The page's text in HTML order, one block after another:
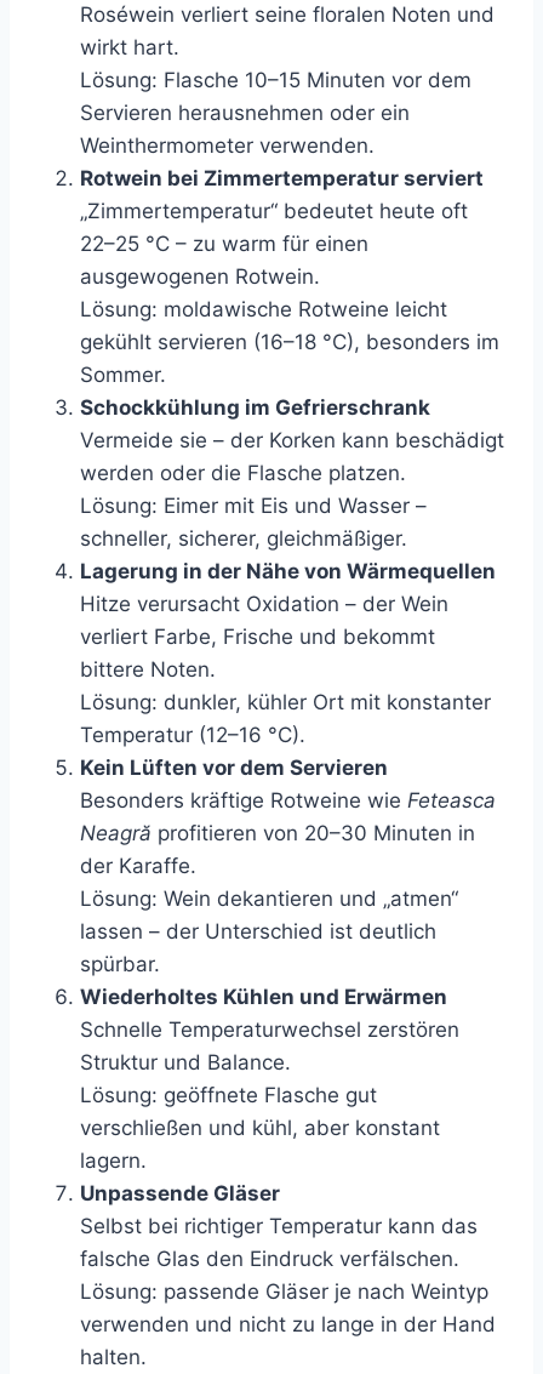
Roséwein verliert seine floralen Noten und
wirkt hart.
Lösung: Flasche 10–15 Minuten vor dem
Servieren herausnehmen oder ein
Weinthermometer verwenden.
Rotwein bei Zimmertemperatur serviert
„Zimmertemperatur“ bedeutet heute oft
22–25 °C – zu warm für einen
ausgewogenen Rotwein.
Lösung: moldawische Rotweine leicht
gekühlt servieren (16–18 °C), besonders im
Sommer.
Schockkühlung im Gefrierschrank
Vermeide sie – der Korken kann beschädigt
werden oder die Flasche platzen.
Lösung: Eimer mit Eis und Wasser –
schneller, sicherer, gleichmäßiger.
Lagerung in der Nähe von Wärmequellen
Hitze verursacht Oxidation – der Wein
verliert Farbe, Frische und bekommt
bittere Noten.
Lösung: dunkler, kühler Ort mit konstanter
Temperatur (12–16 °C).
Kein Lüften vor dem Servieren
Besonders kräftige Rotweine wie Feteasca
Neagră profitieren von 20–30 Minuten in
der Karaffe.
Lösung: Wein dekantieren und „atmen“
lassen – der Unterschied ist deutlich
spürbar.
Wiederholtes Kühlen und Erwärmen
Schnelle Temperaturwechsel zerstören
Struktur und Balance.
Lösung: geöffnete Flasche gut
verschließen und kühl, aber konstant
lagern.
Unpassende Gläser
Selbst bei richtiger Temperatur kann das
falsche Glas den Eindruck verfälschen.
Lösung: passende Gläser je nach Weintyp
verwenden und nicht zu lange in der Hand
halten.